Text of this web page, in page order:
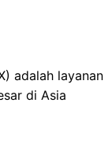
adalah layanan
di Asia